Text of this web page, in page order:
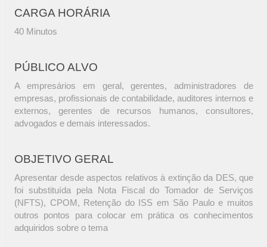
CARGA HORÁRIA
40 Minutos
PÚBLICO ALVO
A empresários em geral, gerentes, administradores de
empresas, profissionais de contabilidade, auditores internos e
externos, gerentes de recursos humanos, consultores,
advogados e demais interessados.
OBJETIVO GERAL
Apresentar desde aspectos relativos à extinção da DES, que
foi substituída pela Nota Fiscal do Tomador de Serviços
(NFTS), CPOM, Retenção do ISS em São Paulo e muitos
outros pontos para colocar em prática os conhecimentos
adquiridos sobre o tema